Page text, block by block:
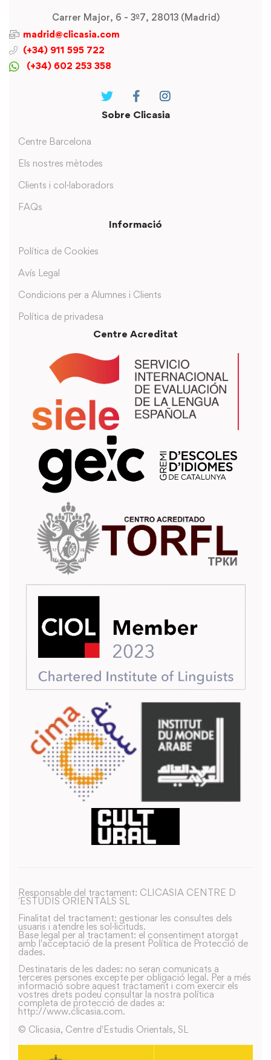
Carrer Major, 6 - 3º7, 28013 (Madrid)
madrid@clicasia.com
(+34) 911 595 722
(+34) 602 253 358
Sobre Clicasia
Centre Barcelona
Els nostres mètodes
Clients i col·laboradors
FAQs
Informació
Política de Cookies
Avís Legal
Condicions per a Alumnes i Clients
Política de privadesa
Centre Acreditat
Responsable del tractament: CLICASIA CENTRE D
´ESTUDIS ORIENTALS SL
Finalitat del tractament: gestionar les consultes dels
usuaris i atendre les sol·licituds.
Base legal per al tractament: el consentiment atorgat
amb l'acceptació de la present Política de Protecció de
dades.
Destinataris de les dades: no seran comunicats a
terceres persones excepte per obligació legal. Per a més
informació sobre aquest tractament i com exercir els
vostres drets podeu consultar la nostra política
completa de protecció de dades a:
http://www.clicasia.com.
© Clicasia, Centre d'Estudis Orientals, SL